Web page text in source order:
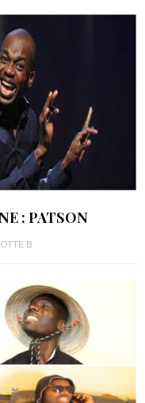
: PATSON
B